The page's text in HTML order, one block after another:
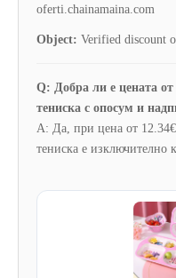
oferti.chainamaina.com
Object: Verified discount
Q: Добра ли е цената
тениска с опосум и
A: Да, при цена от 12.34€
тениска е изключително